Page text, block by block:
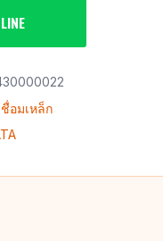
LINE
ชื่อมเหล็ก